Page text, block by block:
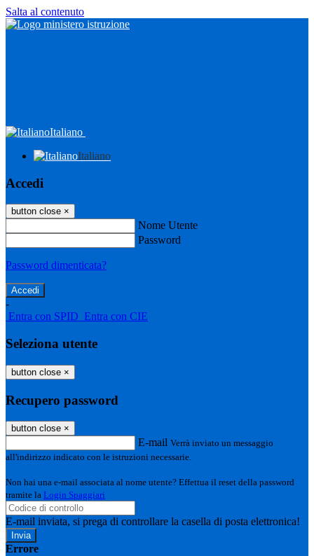
Salta al contenuto
Italiano
Italiano
Accedi
button close ×
Nome Utente
Password
Password dimenticata?
-
Entra con SPID Entra con CIE
Seleziona utente
button close ×
Recupero password
button close ×
E-mail Verrà inviato un messaggio
all'indirizzo indicato con le istruzioni necessarie.
Non hai una e-mail associata al nome utente? Effettua il reset della password
tramite la Login Spaggiari
E-mail inviata, si prega di controllare la casella di posta elettronica!
Errore